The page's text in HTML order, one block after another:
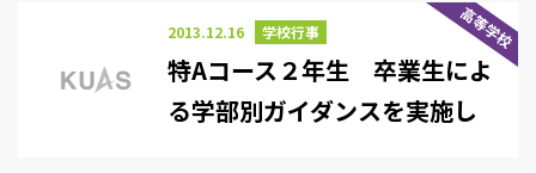
高等学校
2013.12.16 学校行事
特Aコース２年生 卒業生によ
る学部別ガイダンスを実施し